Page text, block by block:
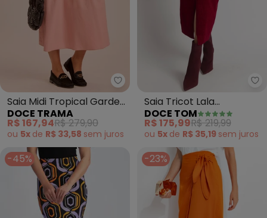
Doce Trama - Saia Midi
Saia Midi Tropical Garden
em Viscolinho (Rosa)
DOCE TRAMA
R$ 167,94R$ 279,90
ou 5x de R$ 33,58 sem juros
Saia Tricot Lala
(Vermelho)
DOCE TOM
R$ 175,99R$ 219,99
ou 5x de R$ 35,19 sem juros
-45% -23%